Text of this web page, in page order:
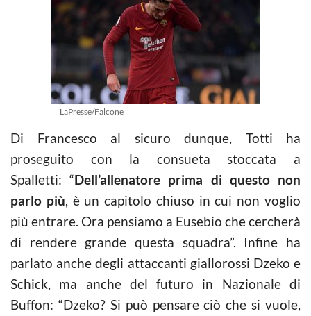
LaPresse/Falcone
Di Francesco al sicuro dunque, Totti ha
proseguito con la consueta stoccata a
Spalletti: “Dell’allenatore prima di questo non
parlo più, è un capitolo chiuso in cui non voglio
più entrare. Ora pensiamo a Eusebio che cercherà
di rendere grande questa squadra”. Infine ha
parlato anche degli attaccanti giallorossi Dzeko e
Schick, ma anche del futuro in Nazionale di
Buffon: “Dzeko? Si può pensare ciò che si vuole,